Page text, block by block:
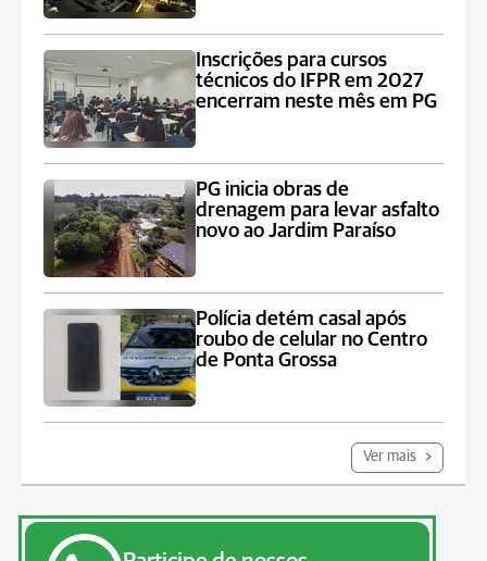
Inscrições para cursos
técnicos do IFPR em 2027
encerram neste mês em PG
PG inicia obras de
drenagem para levar asfalto
novo ao Jardim Paraíso
Polícia detém casal após
roubo de celular no Centro
de Ponta Grossa
Ver mais